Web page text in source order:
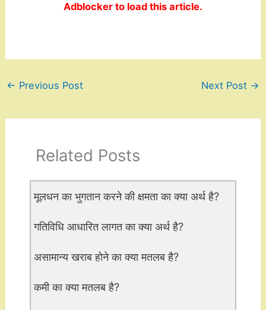
Adblocker to load this article.
← Previous Post Next Post →
Related Posts
मूलधन का भुगतान करने की क्षमता का क्या अर्थ है?
गतिविधि आधारित लागत का क्या अर्थ है?
असामान्य खराब होने का क्या मतलब है?
कमी का क्या मतलब है?